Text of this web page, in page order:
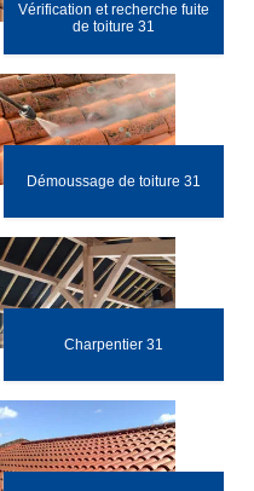
Vérification et recherche fuite
de toiture 31
Démoussage de toiture 31
Charpentier 31